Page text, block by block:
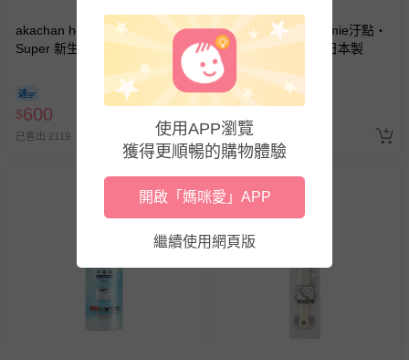
akachan honpo - 水99%
Super 新生兒屁屁濕紙巾一般
型 (90張x16包入-日本製)
$600
已售出 2119
akachan honpo - elmie汙點・
髒汙洗潔劑-300ml-日本製
已售出 304
使用APP瀏覽
獲得更順暢的購物體驗
開啟「媽咪愛」APP
繼續使用網頁版